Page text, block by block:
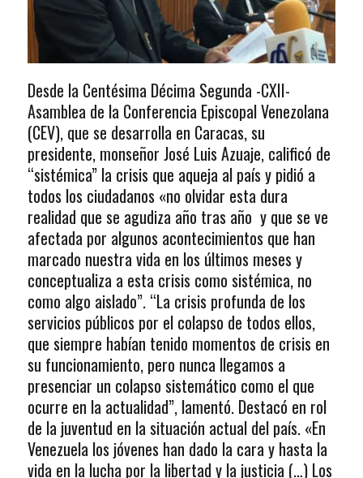
Desde la Centésima Décima Segunda -CXII-
Asamblea de la Conferencia Episcopal Venezolana
(CEV), que se desarrolla en Caracas, su
presidente, monseñor José Luis Azuaje, calificó de
“sistémica” la crisis que aqueja al país y pidió a
todos los ciudadanos «no olvidar esta dura
realidad que se agudiza año tras año y que se ve
afectada por algunos acontecimientos que han
marcado nuestra vida en los últimos meses y
conceptualiza a esta crisis como sistémica, no
como algo aislado”. “La crisis profunda de los
servicios públicos por el colapso de todos ellos,
que siempre habían tenido momentos de crisis en
su funcionamiento, pero nunca llegamos a
presenciar un colapso sistemático como el que
ocurre en la actualidad”, lamentó. Destacó en rol
de la juventud en la situación actual del país. «En
Venezuela los jóvenes han dado la cara y hasta la
vida en la lucha por la libertad y la justicia (…) Los